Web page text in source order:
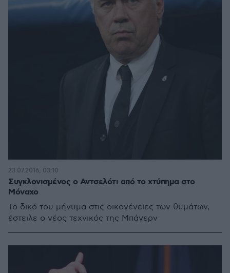
Συγκλονισμένος ο Αντσελότι από το χτύπημα στο
Μόναχο
Το δικό του μήνυμα στις οικογένειες των θυμάτων,
έστειλε ο νέος τεχνικός της Μπάγερν
23.07.2016, 03:10